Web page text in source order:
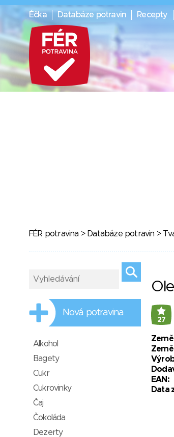
Éčka Databáze potravin Recepty
FÉR potravina > Databáze potravin >
27
EAN:
Data
Nová potravina
Alkohol
Bagety
Cukr
Cukrovinky
Čaj
Čokoláda
Dezerty